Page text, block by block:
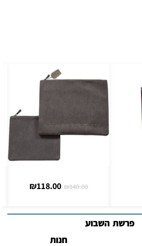
₪140.00
₪118.00
פרשת השבוע
חנות